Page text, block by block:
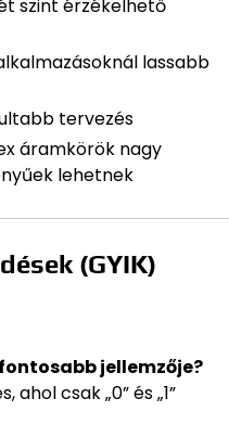
szint érzékelhető
lassabb
tervezés
áramkörök nagy
lehetnek
(GYIK)
jellemzője?
csak „0” és „1”